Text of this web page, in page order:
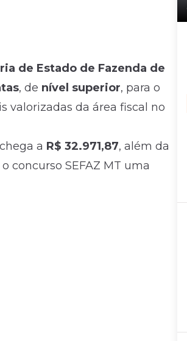
de Estado de Fazenda de
, de nível superior, para o
valorizadas da área fiscal no
a R$ 32.971,87, além da
concurso SEFAZ MT uma